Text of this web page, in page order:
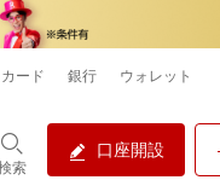
索
口座開設
カード 銀行 ウォレット